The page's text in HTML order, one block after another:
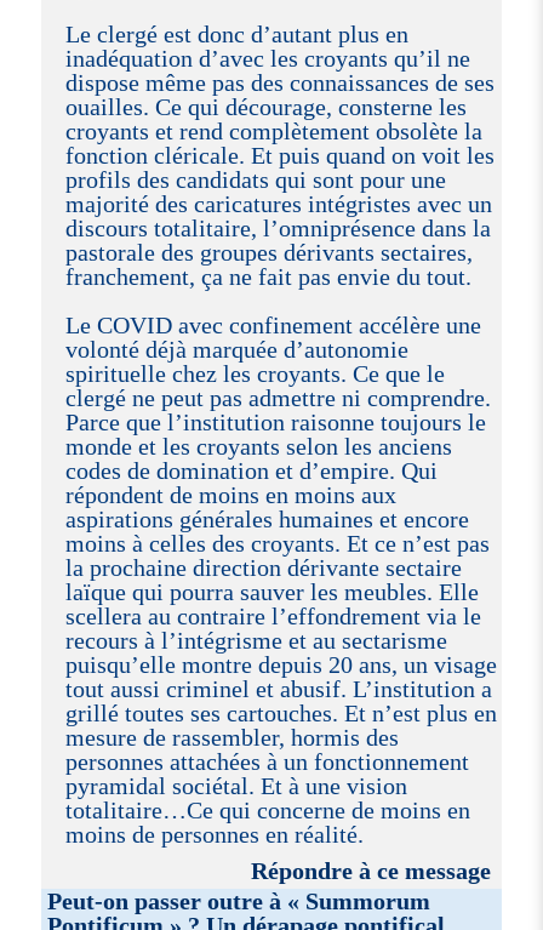
Le clergé est donc d’autant plus en
inadéquation d’avec les croyants qu’il ne
dispose même pas des connaissances de ses
ouailles. Ce qui décourage, consterne les
croyants et rend complètement obsolète la
fonction cléricale. Et puis quand on voit les
profils des candidats qui sont pour une
majorité des caricatures intégristes avec un
discours totalitaire, l’omniprésence dans la
pastorale des groupes dérivants sectaires,
franchement, ça ne fait pas envie du tout.
Le COVID avec confinement accélère une
volonté déjà marquée d’autonomie
spirituelle chez les croyants. Ce que le
clergé ne peut pas admettre ni comprendre.
Parce que l’institution raisonne toujours le
monde et les croyants selon les anciens
codes de domination et d’empire. Qui
répondent de moins en moins aux
aspirations générales humaines et encore
moins à celles des croyants. Et ce n’est pas
la prochaine direction dérivante sectaire
laïque qui pourra sauver les meubles. Elle
scellera au contraire l’effondrement via le
recours à l’intégrisme et au sectarisme
puisqu’elle montre depuis 20 ans, un visage
tout aussi criminel et abusif. L’institution a
grillé toutes ses cartouches. Et n’est plus en
mesure de rassembler, hormis des
personnes attachées à un fonctionnement
pyramidal sociétal. Et à une vision
totalitaire…Ce qui concerne de moins en
moins de personnes en réalité.
Répondre à ce message
Peut-on passer outre à « Summorum
Pontificum » ? Un dérapage pontifical